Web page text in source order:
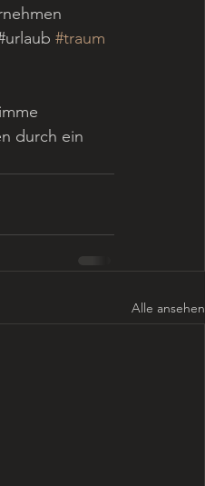
#traum
durch ein
Alle ansehen